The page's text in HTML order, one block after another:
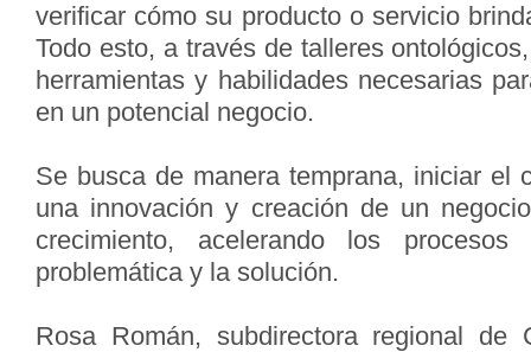
verificar cómo su producto o servicio
Todo esto, a través de talleres
herramientas y habilidades necesarias
en un potencial negocio.
Se busca de manera temprana, iniciar el
una innovación y creación de un
crecimiento, acelerando los
problemática y la solución.
Rosa Román, subdirectora regional de